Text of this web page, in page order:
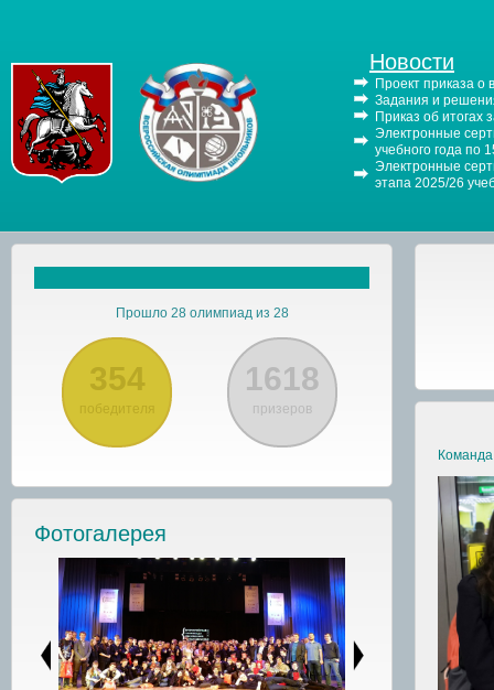
Новости
Проект приказа о
Задания и
Приказ об итогах
Электронные
учебного года по
Электронные
этапа 2025/26
Прошло 28 олимпиад из 28
354
победителя
1618
призеров
Фотогалерея